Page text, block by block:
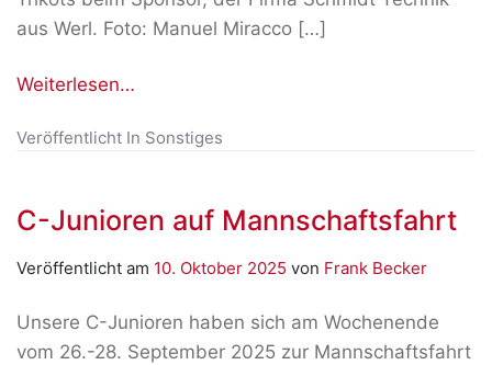
aus Werl. Foto: Manuel Miracco […]
Weiterlesen…
Veröffentlicht In Sonstiges
C-Junioren auf Mannschaftsfahrt
Veröffentlicht am 10. Oktober 2025 von Frank Becker
Unsere C-Junioren haben sich am Wochenende
vom 26.-28. September 2025 zur Mannschaftsfahrt